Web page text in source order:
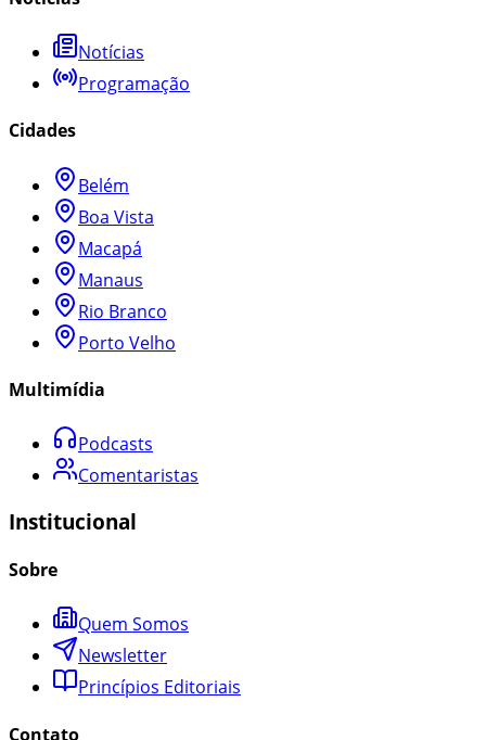
Notícias
Programação
Cidades
Belém
Boa Vista
Macapá
Manaus
Rio Branco
Porto Velho
Multimídia
Podcasts
Comentaristas
Institucional
Sobre
Quem Somos
Newsletter
Princípios Editoriais
Contato